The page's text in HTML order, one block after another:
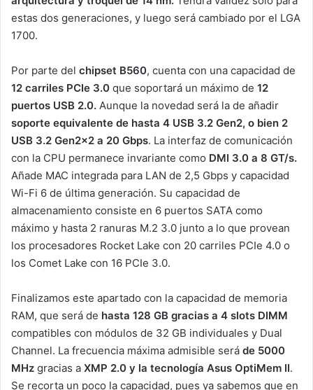
estas dos generaciones, y luego será cambiado por el LGA
1700.
Por parte del chipset B560, cuenta con una capacidad de
12 carriles PCIe 3.0 que soportará un máximo de 12
puertos USB 2.0. Aunque la novedad será la de añadir
soporte equivalente de hasta 4 USB 3.2 Gen2, o bien 2
USB 3.2 Gen2x2 a 20 Gbps. La interfaz de comunicación
con la CPU permanece invariante como DMI 3.0 a 8 GT/s.
Añade MAC integrada para LAN de 2,5 Gbps y capacidad
Wi-Fi 6 de última generación. Su capacidad de
almacenamiento consiste en 6 puertos SATA como
máximo y hasta 2 ranuras M.2 3.0 junto a lo que provean
los procesadores Rocket Lake con 20 carriles PCIe 4.0 o
los Comet Lake con 16 PCIe 3.0.
Finalizamos este apartado con la capacidad de memoria
RAM, que será de hasta 128 GB gracias a 4 slots DIMM
compatibles con módulos de 32 GB individuales y Dual
Channel. La frecuencia máxima admisible será de 5000
MHz gracias a XMP 2.0 y la tecnología Asus OptiMem II.
Se recorta un poco la capacidad, pues ya sabemos que en